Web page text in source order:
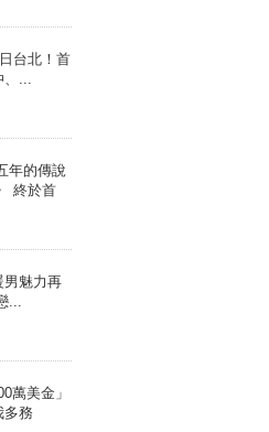
台北！首
、...
年的傳說
終於首
男魅力再
...
萬美金」
多務